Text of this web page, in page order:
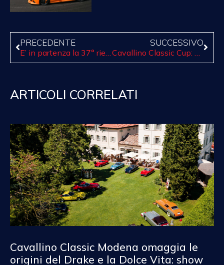
PRECEDENTE SUCCESSIVO
ARTICOLI CORRELATI
Cavallino Classic Modena omaggia le
origini del Drake e la Dolce Vita: show